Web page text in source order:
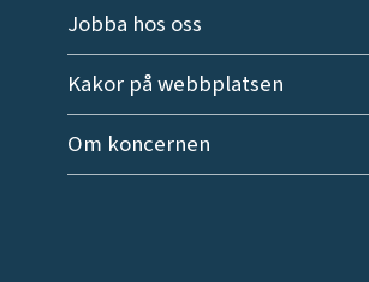
Jobba hos oss
Kakor på webbplatsen
Om koncernen